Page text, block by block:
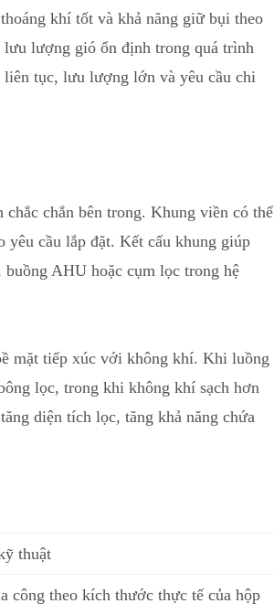
khí tốt và khả năng giữ bụi theo
lưu lượng gió ổn định trong quá trình
tục, lưu lượng lớn và yêu cầu chi
chắn bên trong. Khung viền có thể
yêu cầu lắp đặt. Kết cấu khung giúp
AHU hoặc cụm lọc trong hệ
mặt tiếp xúc với không khí. Khi luồng
lọc, trong khi không khí sạch hơn
diện tích lọc, tăng khả năng chứa
thuật
công theo kích thước thực tế của hộp